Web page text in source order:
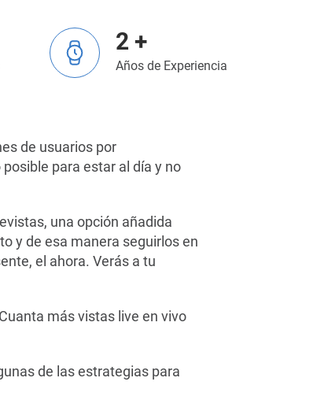
2 +
Años de Experiencia
de usuarios por
para estar al día y no
una opción añadida
y de esa manera seguirlos en
el ahora. Verás a tu
más vistas live en vivo
de las estrategias para